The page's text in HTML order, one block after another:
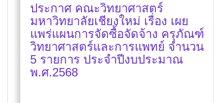
ประกาศ คณะวิทยาศาสตร์
มหาวิทยาลัยเชียงใหม่ เรื่อง เผย
แพร่แผนการจัดซื้อจัดจ้าง ครุภัณฑ์
วิทยาศาสตร์และการแพทย์ จำนวน
5 รายการ ประจำปีงบประมาณ
พ.ศ.2568